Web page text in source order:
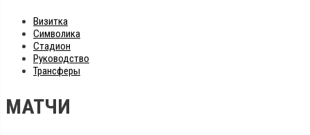
Визитка
Символика
Стадион
Руководство
Трансферы
МАТЧИ